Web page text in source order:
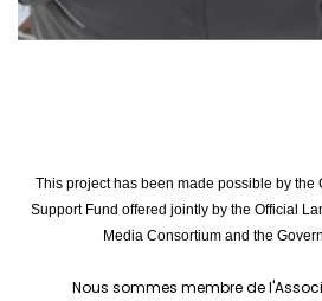
This project has been made possible by the
Support Fund offered jointly by the Official
Media Consortium and the
Nous sommes membre de